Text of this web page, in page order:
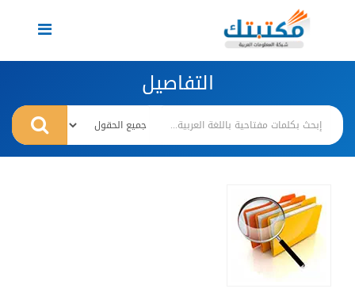
Toggle
navigation
التفاصيل